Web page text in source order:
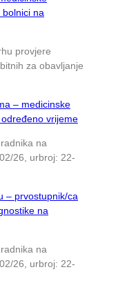
na
provjere
za obavljanje
– medicinske
vrijeme
na
26, urbroj: 22-
– prvostupnik/ca
na
na
26, urbroj: 22-